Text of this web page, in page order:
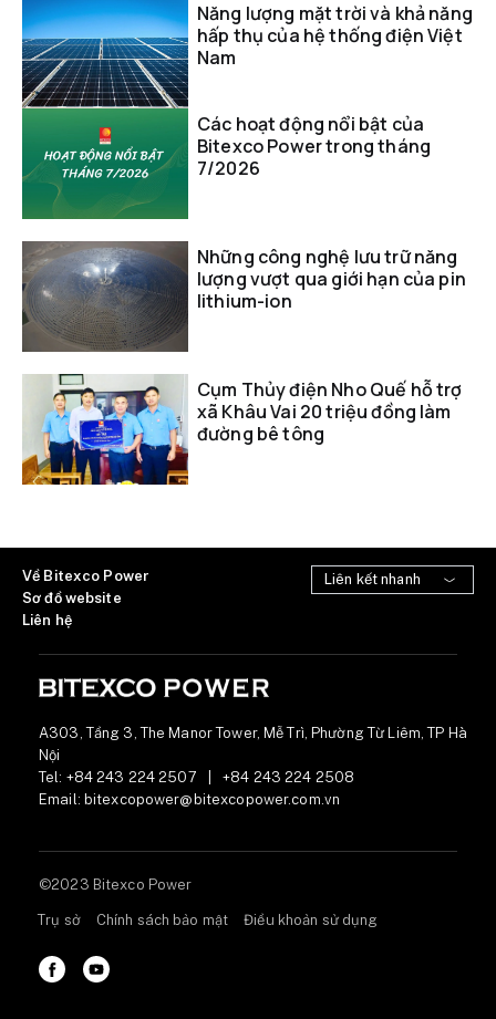
Năng lượng mặt trời và khả năng
hấp thụ của hệ thống điện Việt
Nam
Các hoạt động nổi bật của
Bitexco Power trong tháng
7/2026
Những công nghệ lưu trữ năng
lượng vượt qua giới hạn của pin
lithium-ion
Cụm Thủy điện Nho Quế hỗ trợ
xã Khâu Vai 20 triệu đồng làm
đường bê tông
Về Bitexco Power
Sơ đồ website
Liên hệ
A303, Tầng 3, The Manor Tower, Mễ Trì, Phường Từ Liêm, TP Hà
Nội
Tel: +84 243 224 2507
+84 243 224 2508
Email: bitexcopower@bitexcopower.com.vn
©2023 Bitexco Power
Trụ sở Chính sách bảo mật Điều khoản sử dụng